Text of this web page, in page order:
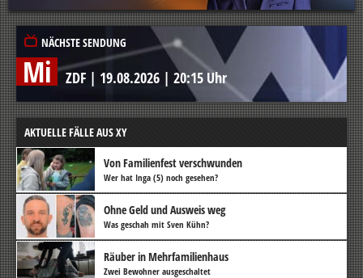
NÄCHSTE SENDUNG
Mi ZDF | 19.08.2026 | 20:15 Uhr
AKTUELLE FÄLLE AUS XY
Von Familienfest verschwunden
Wer hat Inga (5) noch gesehen?
Ohne Geld und Ausweis weg
Was geschah mit Sven Kühn?
Räuber in Mehrfamilienhaus
Zwei Bewohner ausgeschaltet